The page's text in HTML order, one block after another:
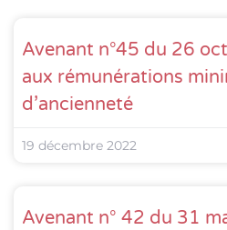
Avenant n°45 du 26
aux rémunérations
d’ancienneté
19 décembre 2022
Avenant n° 42 du 31